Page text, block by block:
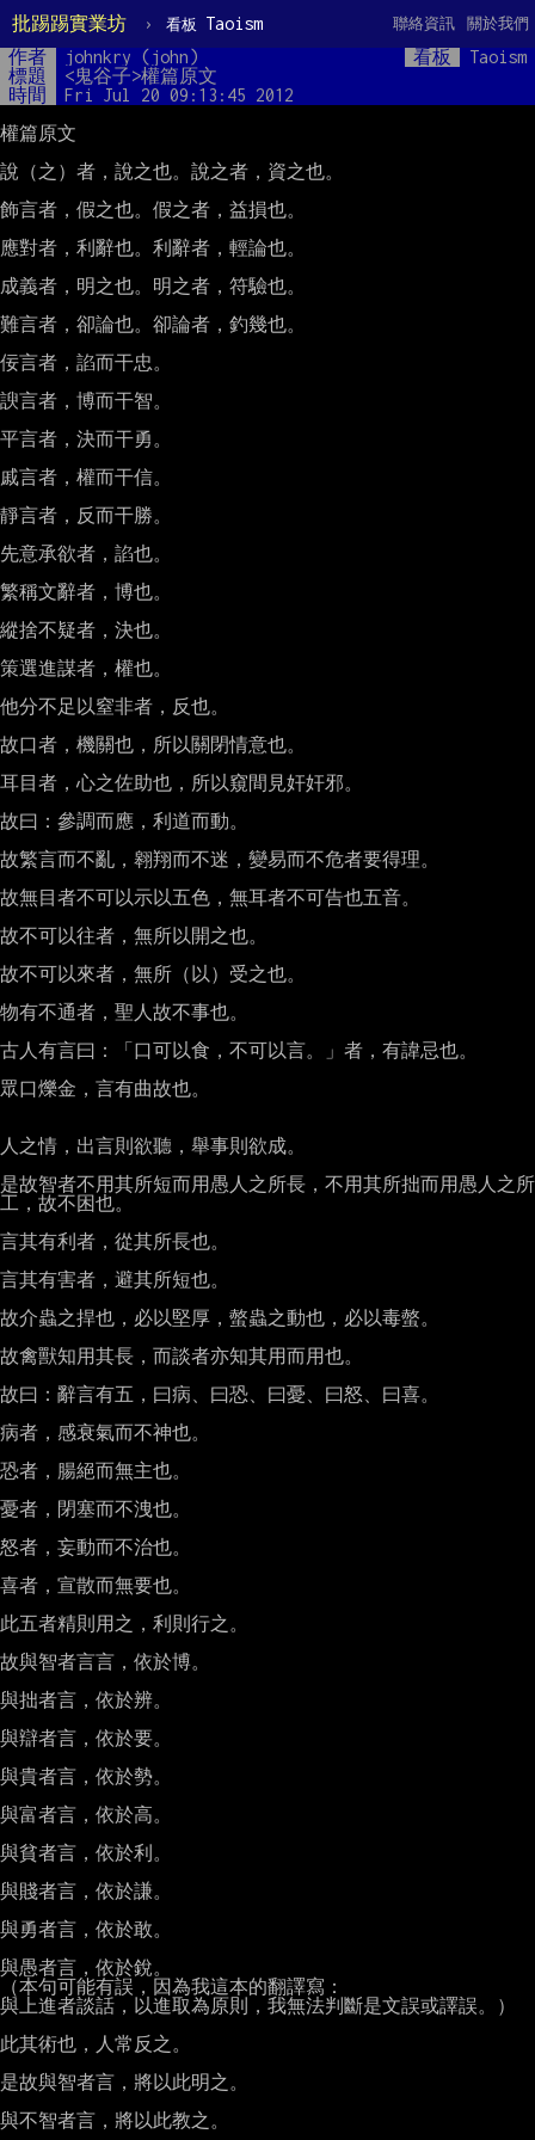
批踢踢實業坊 › 看板 Taoism 關於我們
聯絡資訊
作者 johnkry (john) 看板
Taoism
標題
<鬼谷子>權篇原文
時間
Fri Jul 20 09:13:45 2012
權篇原文
說（之）者，說之也。說之者，資之也。
飾言者，假之也。假之者，益損也。
應對者，利辭也。利辭者，輕論也。
成義者，明之也。明之者，符驗也。
難言者，卻論也。卻論者，釣幾也。
佞言者，諂而干忠。
諛言者，博而干智。
平言者，決而干勇。
戚言者，權而干信。
靜言者，反而干勝。
先意承欲者，諂也。
繁稱文辭者，博也。
縱捨不疑者，決也。
策選進謀者，權也。
他分不足以窒非者，反也。
故口者，機關也，所以關閉情意也。
耳目者，心之佐助也，所以窺間見奸奸邪。
故曰：參調而應，利道而動。
故繁言而不亂，翱翔而不迷，變易而不危者要得理。
故無目者不可以示以五色，無耳者不可告也五音。
故不可以往者，無所以開之也。
故不可以來者，無所（以）受之也。
物有不通者，聖人故不事也。
古人有言曰：「口可以食，不可以言。」者，有諱忌也。
眾口爍金，言有曲故也。
人之情，出言則欲聽，舉事則欲成。
是故智者不用其所短而用愚人之所長，不用其所拙而用愚人之所
工，故不困也。
言其有利者，從其所長也。
言其有害者，避其所短也。
故介蟲之捍也，必以堅厚，螫蟲之動也，必以毒螫。
故禽獸知用其長，而談者亦知其用而用也。
故曰：辭言有五，曰病、曰恐、曰憂、曰怒、曰喜。
病者，感衰氣而不神也。
恐者，腸絕而無主也。
憂者，閉塞而不洩也。
怒者，妄動而不治也。
喜者，宣散而無要也。
此五者精則用之，利則行之。
故與智者言言，依於博。
與拙者言，依於辨。
與辯者言，依於要。
與貴者言，依於勢。
與富者言，依於高。
與貧者言，依於利。
與賤者言，依於謙。
與勇者言，依於敢。
與愚者言，依於銳。
（本句可能有誤，因為我這本的翻譯寫：
與上進者談話，以進取為原則，我無法判斷是文誤或譯誤。）
此其術也，人常反之。
是故與智者言，將以此明之。
與不智者言，將以此教之。